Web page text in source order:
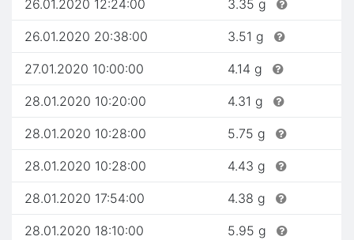
26.01.2020 12:24:00 3.35 g
26.01.2020 20:38:00 3.51 g
27.01.2020 10:00:00 4.14 g
28.01.2020 10:20:00 4.31 g
28.01.2020 10:28:00 5.75 g
28.01.2020 10:28:00 4.43 g
28.01.2020 17:54:00 4.38 g
28.01.2020 18:10:00 5.95 g